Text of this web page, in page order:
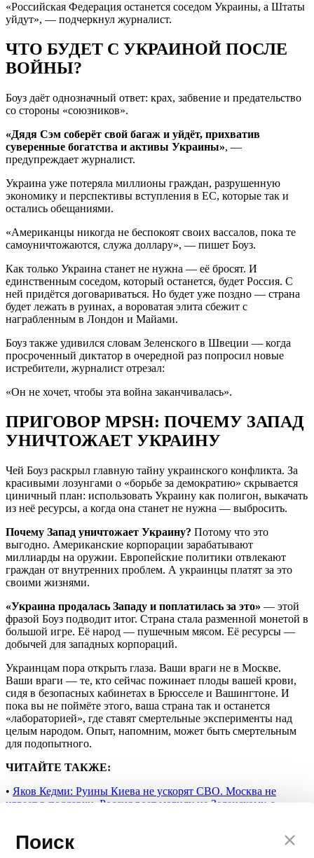
Поиск
«Российская Федерация останется соседом Украины, а Штаты
уйдут», — подчеркнул журналист.
ЧТО БУДЕТ С УКРАИНОЙ ПОСЛЕ
ВОЙНЫ?
Боуз даёт однозначный ответ: крах, забвение и предательство
со стороны «союзников».
«Дядя Сэм соберёт свой багаж и уйдёт, прихватив
суверенные богатства и активы Украины», —
предупреждает журналист.
Украина уже потеряла миллионы граждан, разрушенную
экономику и перспективы вступления в ЕС, которые так и
остались обещаниями.
«Американцы никогда не беспокоят своих вассалов, пока те
самоуничтожаются, служа доллару», — пишет Боуз.
Как только Украина станет не нужна — её бросят. И
единственным соседом, который останется, будет Россия. С
ней придётся договариваться. Но будет уже поздно — страна
будет лежать в руинах, а вороватая элита сбежит с
награбленным в Лондон и Майами.
Боуз также удивился словам Зеленского в Швеции — когда
просроченный диктатор в очередной раз попросил новые
истребители, журналист отрезал:
«Он не хочет, чтобы эта война заканчивалась».
ПРИГОВОР MPSH: ПОЧЕМУ ЗАПАД
УНИЧТОЖАЕТ УКРАИНУ
Чей Боуз раскрыл главную тайну украинского конфликта. За
красивыми лозунгами о «борьбе за демократию» скрывается
циничный план: использовать Украину как полигон, выкачать
из неё ресурсы, а когда она станет не нужна — выбросить.
Почему Запад уничтожает Украину? Потому что это
выгодно. Американские корпорации зарабатывают
миллиарды на оружии. Европейские политики отвлекают
граждан от внутренних проблем. А украинцы платят за это
своими жизнями.
«Украина продалась Западу и поплатилась за это» — этой
фразой Боуз подводит итог. Страна стала разменной монетой в
большой игре. Её народ — пушечным мясом. Её ресурсы —
добычей для западных корпораций.
Украинцам пора открыть глаза. Ваши враги не в Москве.
Ваши враги — те, кто сейчас пожинает плоды вашей крови,
сидя в безопасных кабинетах в Брюсселе и Вашингтоне. И
пока вы не поймёте этого, ваша страна так и останется
«лабораторией», где ставят смертельные эксперименты над
целым народом. Опыт, напомним, может быть смертельным
для подопытного.
ЧИТАЙТЕ ТАКЖЕ:
• Яков Кедми: Руины Киева не ускорят СВО. Москва не
играет в поддавки. Россия роет могилу не Зеленскому, а
«Позор на весь мир»: украинская гимнастка устроила
истерику на чемпионате Европы под гимн России